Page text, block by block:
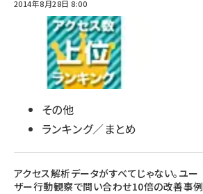
2014年8月28日 8:00
その他
ランキング／まとめ
アクセス解析データがすべてじゃない。ユー
ザー行動観察で問い合わせ10倍の改善事例